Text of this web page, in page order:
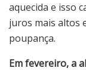
aquecida e isso
juros mais altos
poupança.
Em fevereiro, a